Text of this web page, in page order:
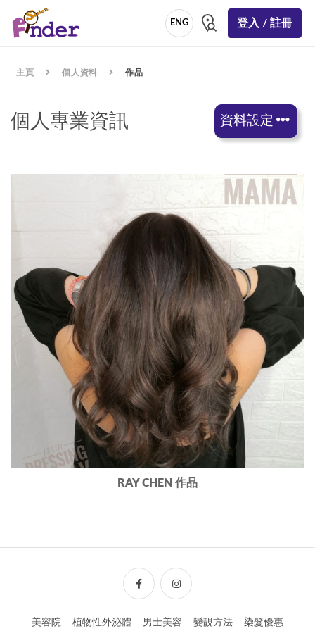
ENG 登入 / 註冊
主頁 個人資料 作品
個人專業資訊 資料設定
RAY CHEN 作品
美容院 植物性外泌體 男士美容 變靚方法 染髮優惠